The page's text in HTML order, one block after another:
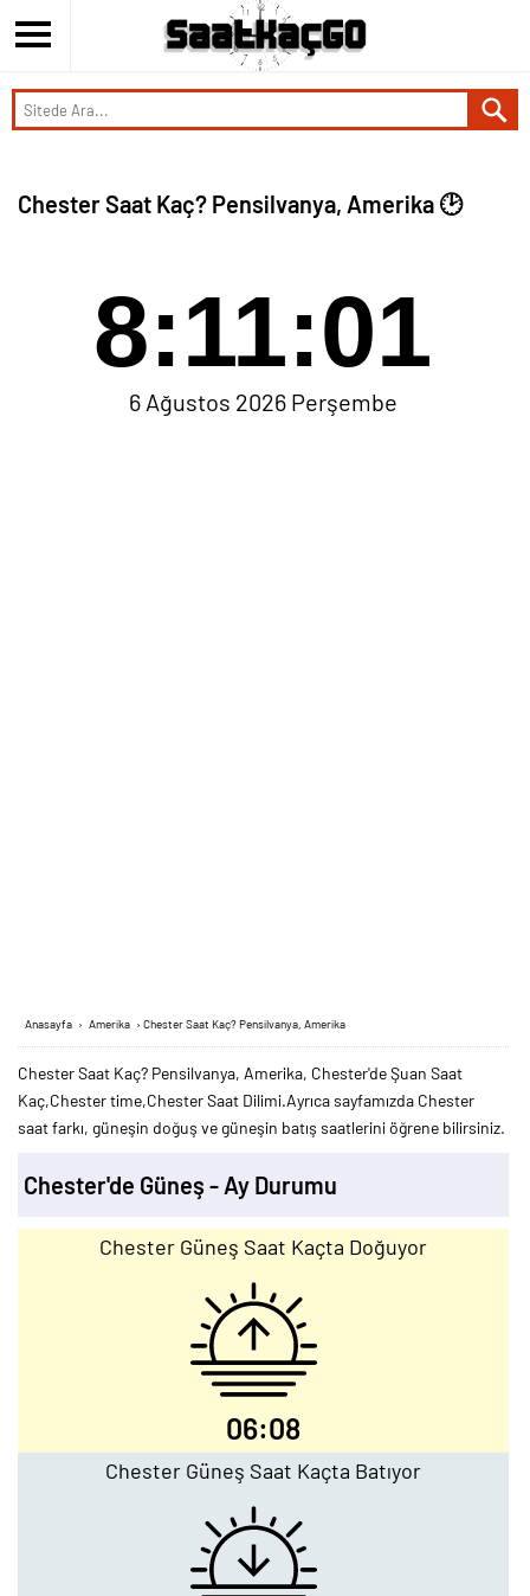
Chester Saat Kaç? Pensilvanya, Amerika 🕑
8:11:02
6 Ağustos 2026 Perşembe
Anasayfa › Amerika › Chester Saat Kaç? Pensilvanya, Amerika
Chester Saat Kaç? Pensilvanya, Amerika, Chester'de Şuan Saat
Kaç,Chester time,Chester Saat Dilimi.Ayrıca sayfamızda Chester
saat farkı, güneşin doğuş ve güneşin batış saatlerini öğrene bilirsiniz.
Chester'de Güneş - Ay Durumu
Chester Güneş Saat Kaçta Doğuyor
06:08
Chester Güneş Saat Kaçta Batıyor